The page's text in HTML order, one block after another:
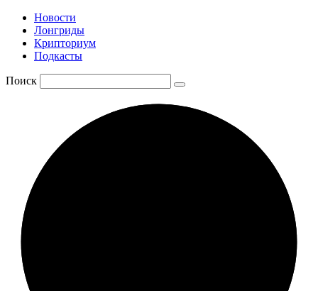
Новости
Лонгриды
Крипториум
Подкасты
Поиск